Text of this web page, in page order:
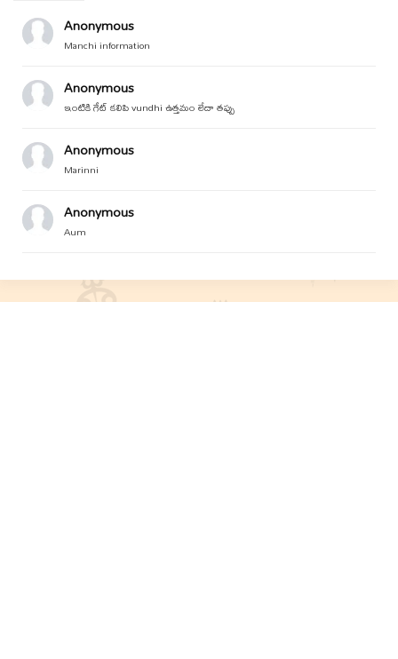
Anonymous
Manchi information
Anonymous
ఇంటికి గేట్ కలిపి vundhi ఉత్తమం లేదా తప్పు
Anonymous
Marinni
Anonymous
Aum